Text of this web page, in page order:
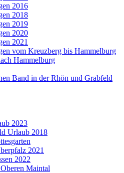
2016
2018
2019
2020
2021
vom Kreuzberg bis Hammelburg
Hammelburg
Band in der Rhön und Grabfeld
2023
Urlaub 2018
2021
2022
Maintal